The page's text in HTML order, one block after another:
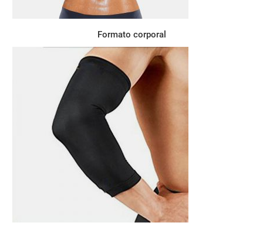
Formato corporal